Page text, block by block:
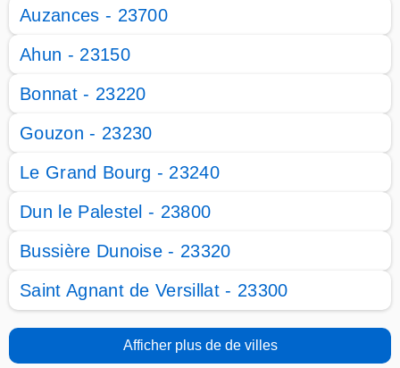
Auzances - 23700
Ahun - 23150
Bonnat - 23220
Gouzon - 23230
Le Grand Bourg - 23240
Dun le Palestel - 23800
Bussière Dunoise - 23320
Saint Agnant de Versillat - 23300
Afficher plus de de villes